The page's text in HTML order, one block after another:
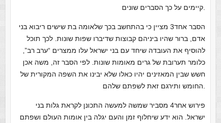
הסבר אחד3 מציין כי בהתחשב בכך שלאומה בת שישים ריבוא בני
אדם, ברור שהיו ביניהם קבוצות שדיברו שפות שונות. לכך תוכל
להוסיף את העובדה שיחד עם בני ישראל עלו ממצרים “ערב רב”,
כלומר תערובת של גרים מאומות שונות. לפי הסבר זה, משה אכן
חשש שבין המאזינים יהיו כאלו שלא יבינו את השפה המקורית של
פירוש אחר4 מסביר שמשה למעשה התכונן לקראת גלות בני
ישראל. הוא ידע שיחלוף זמן והעם יגלה בין אומות העולם ושפתם